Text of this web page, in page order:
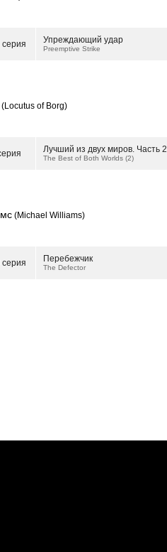
серия Упреждающий удар
Preemptive Strike
(Locutus of Borg)
Лучший из двух миров. Часть 2
The Best of Both Worlds (2)
(Michael Williams)
серия Перебежчик
The Defector